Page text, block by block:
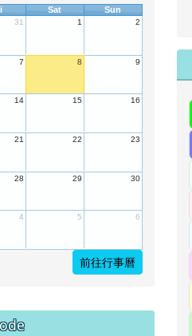
Sat Sun
31 1 2
7 8 9
14 15 16
21 22 23
28 29 30
4 5 6
前往行事曆
區域內容